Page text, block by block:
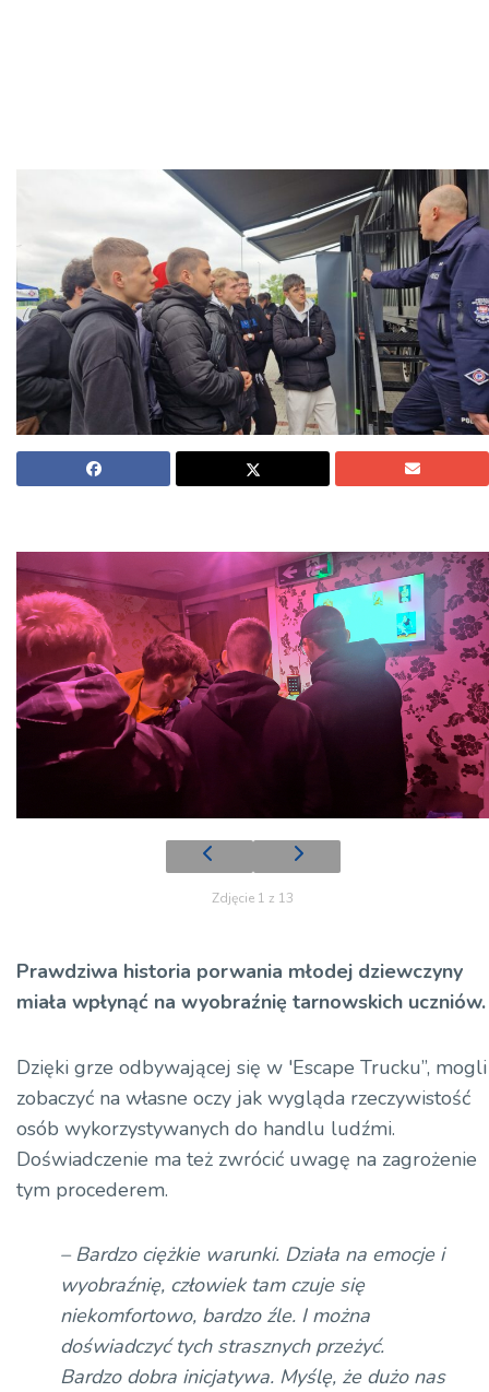
Zdjęcie 1 z 13
Prawdziwa historia porwania młodej dziewczyny
miała wpłynąć na wyobraźnię tarnowskich uczniów.
Dzięki grze odbywającej się w 'Escape Trucku”, mogli
zobaczyć na własne oczy jak wygląda rzeczywistość
osób wykorzystywanych do handlu ludźmi.
Doświadczenie ma też zwrócić uwagę na zagrożenie
tym procederem.
– Bardzo ciężkie warunki. Działa na emocje i
wyobraźnię, człowiek tam czuje się
niekomfortowo, bardzo źle. I można
doświadczyć tych strasznych przeżyć.
Bardzo dobra inicjatywa. Myślę, że dużo nas